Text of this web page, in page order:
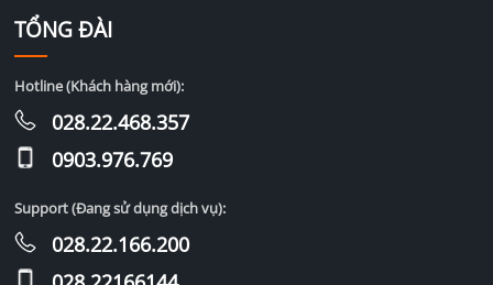
TỔNG ĐÀI
Hotline (Khách hàng mới):
028.22.468.357
0903.976.769
Support (Đang sử dụng dịch vụ):
028.22.166.200